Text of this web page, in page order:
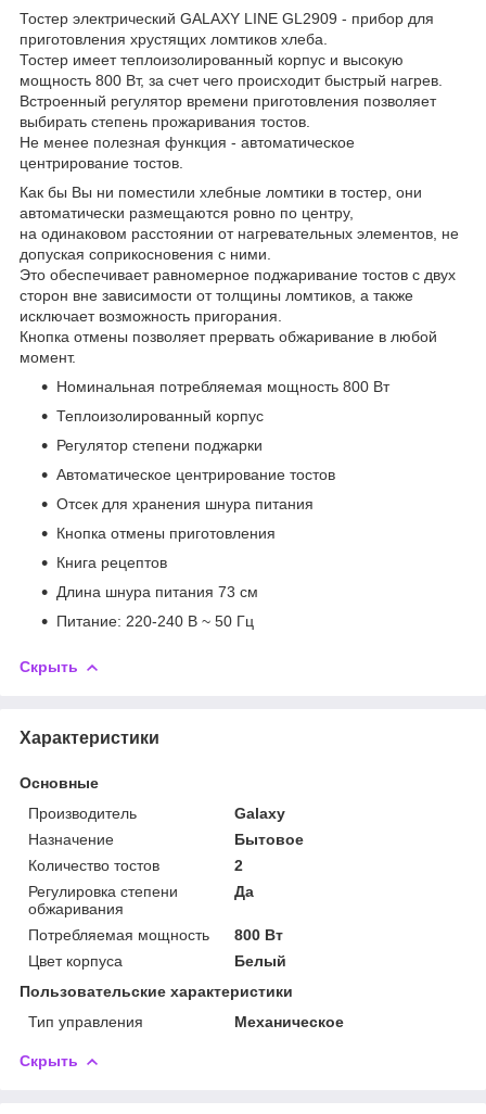
Тостер электрический GALAXY LINE GL2909 - прибор для
приготовления хрустящих ломтиков хлеба.
Тостер имеет теплоизолированный корпус и высокую
мощность 800 Вт, за счет чего происходит быстрый нагрев.
Встроенный регулятор времени приготовления позволяет
выбирать степень прожаривания тостов.
Не менее полезная функция - автоматическое
центрирование тостов.
Как бы Вы ни поместили хлебные ломтики в тостер, они
автоматически размещаются ровно по центру,
на одинаковом расстоянии от нагревательных элементов, не
допуская соприкосновения с ними.
Это обеспечивает равномерное поджаривание тостов с двух
сторон вне зависимости от толщины ломтиков, а также
исключает возможность пригорания.
Кнопка отмены позволяет прервать обжаривание в любой
момент.
Номинальная потребляемая мощность 800 Вт
Теплоизолированный корпус
Регулятор степени поджарки
Автоматическое центрирование тостов
Отсек для хранения шнура питания
Кнопка отмены приготовления
Книга рецептов
Длина шнура питания 73 см
Питание: 220-240 В ~ 50 Гц
Скрыть
Характеристики
Основные
Производитель
Galaxy
Назначение
Бытовое
Количество тостов
2
Регулировка степени
обжаривания
Да
Потребляемая мощность
800 Вт
Цвет корпуса
Белый
Пользовательские характеристики
Тип управления
Механическое
Скрыть